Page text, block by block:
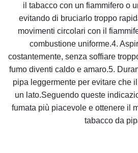
il tabacco con un fiammifero o
evitando di bruciarlo troppo
movimenti circolari con il
combustione uniforme.4.
costantemente, senza soffiare
fumo diventi caldo e amaro.5.
pipa leggermente per evitare che
un lato.Seguendo queste
fumata più piacevole e ottenere il
tabacco da